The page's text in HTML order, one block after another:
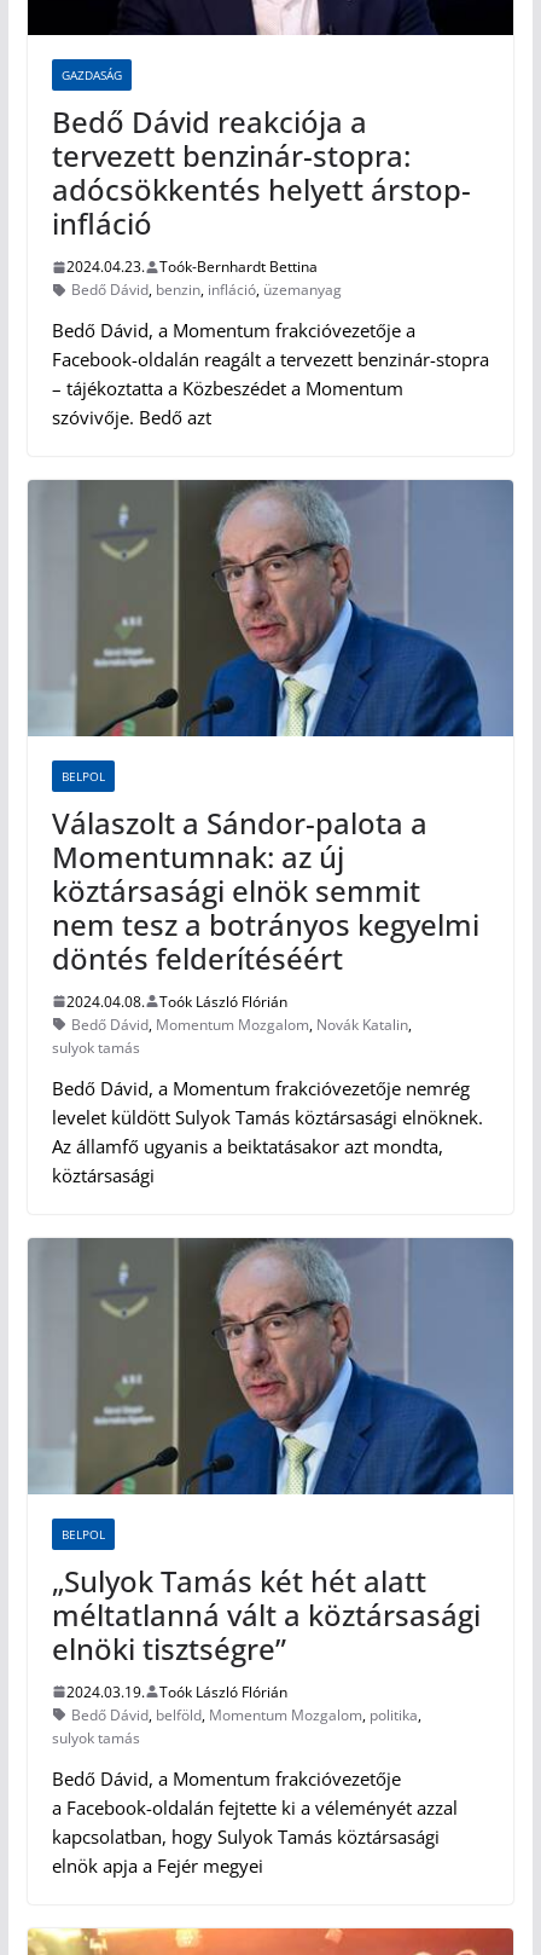
GAZDASÁG
Bedő Dávid reakciója a
tervezett benzinár-stopra:
adócsökkentés helyett árstop-
infláció
2024.04.23.
Toók-Bernhardt Bettina
Bedő Dávid, benzin, infláció, üzemanyag
Bedő Dávid, a Momentum frakcióvezetője a
Facebook-oldalán reagált a tervezett benzinár-stopra
– tájékoztatta a Közbeszédet a Momentum
szóvivője. Bedő azt
BELPOL
Válaszolt a Sándor-palota a
Momentumnak: az új
köztársasági elnök semmit
nem tesz a botrányos kegyelmi
döntés felderítéséért
2024.04.08.
Toók László Flórián
Bedő Dávid, Momentum Mozgalom, Novák Katalin,
sulyok tamás
Bedő Dávid, a Momentum frakcióvezetője nemrég
levelet küldött Sulyok Tamás köztársasági elnöknek.
Az államfő ugyanis a beiktatásakor azt mondta,
köztársasági
BELPOL
„Sulyok Tamás két hét alatt
méltatlanná vált a köztársasági
elnöki tisztségre”
2024.03.19.
Toók László Flórián
Bedő Dávid, belföld, Momentum Mozgalom, politika,
sulyok tamás
Bedő Dávid, a Momentum frakcióvezetője
a Facebook-oldalán fejtette ki a véleményét azzal
kapcsolatban, hogy Sulyok Tamás köztársasági
elnök apja a Fejér megyei